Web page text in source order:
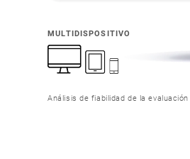
MULTIDISPOSITIVO
Análisis de fiabilidad de la evaluación